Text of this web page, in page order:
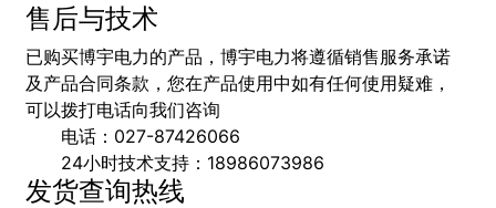
售后与技术
已购买博宇电力的产品，博宇电力将遵循销售服务承诺
及产品合同条款，您在产品使用中如有任何使用疑难，
可以拨打电话向我们咨询
电话：027-87426066
24小时技术支持：18986073986
发货查询热线